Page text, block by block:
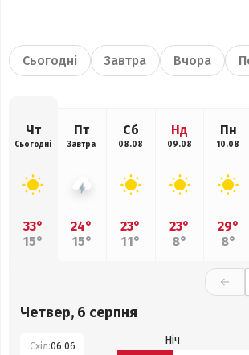
Сьогодні Завтра Вчора
Чт
Сьогодні
33°
15°
Пт
Завтра
24°
15°
Сб
08.08
23°
11°
Нд
09.08
23°
8°
Пн
10.08
29°
8°
Четвер, 6 серпня
Схід:06:06 Ніч